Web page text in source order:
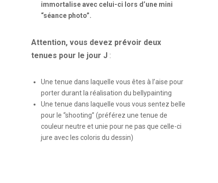
immortalise avec celui-ci lors d’une mini
“séance photo”.
Attention, vous devez prévoir deux
tenues pour le jour J :
Une tenue dans laquelle vous êtes à l’aise pour
porter durant la réalisation du bellypainting
Une tenue dans laquelle vous vous sentez belle
pour le “shooting” (préférez une tenue de
couleur neutre et unie pour ne pas que celle-ci
jure avec les coloris du dessin)